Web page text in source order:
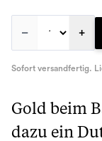
– +
Sofort versandfertig.
Gold beim
dazu ein